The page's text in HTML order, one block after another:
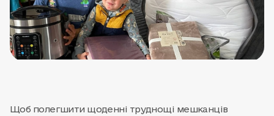
Щоб полегшити щоденні труднощі мешканців